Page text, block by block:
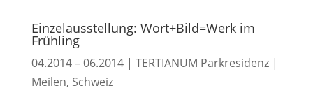
Einzelausstellung: Wort+Bild=Werk im
Frühling
04.2014 – 06.2014 | TERTIANUM Parkresidenz |
Meilen, Schweiz